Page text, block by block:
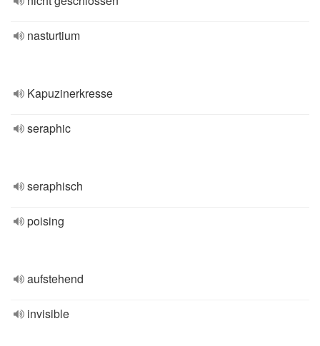
nasturtium
Kapuzinerkresse
seraphic
seraphisch
poising
aufstehend
invisible